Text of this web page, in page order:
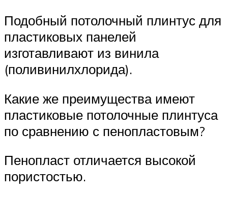
Подобный потолочный плинтус для
пластиковых панелей
изготавливают из винила
(поливинилхлорида).
Какие же преимущества имеют
пластиковые потолочные плинтуса
по сравнению с пенопластовым?
Пенопласт отличается высокой
пористостью.